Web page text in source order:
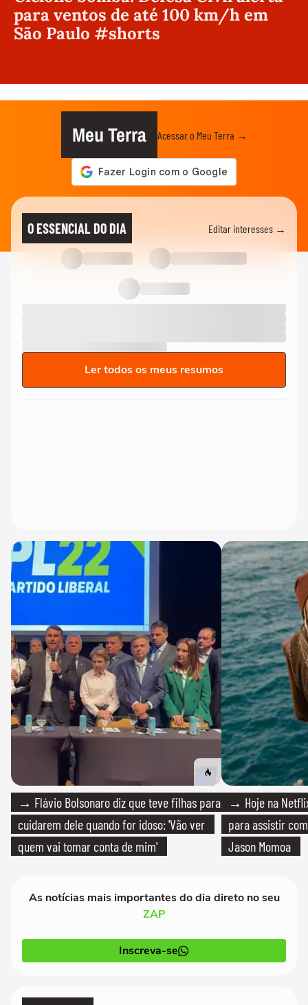
para ventos de até 100 km/h em
São Paulo #shorts
Meu Terra Acessar o Meu Terra →
O ESSENCIAL DO DIA Editar interesses →
Ler todos os meus resumos
→ Flávio Bolsonaro diz que teve filhas para
cuidarem dele quando for idoso: 'Vão ver
quem vai tomar conta de mim'
→ Hoje na
para assistir
Jason Momoa
As notícias mais importantes do dia direto no seu
ZAP
Inscreva-se